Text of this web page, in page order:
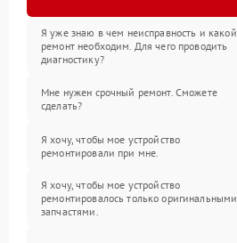
Я уже знаю в чем неисправность и какой
ремонт необходим. Для чего проводить
диагностику?
Мне нужен срочный ремонт. Сможете
сделать?
Я хочу, чтобы мое устройство
ремонтировали при мне.
Я хочу, чтобы мое устройство
ремонтировалось только оригинальными
запчастями.